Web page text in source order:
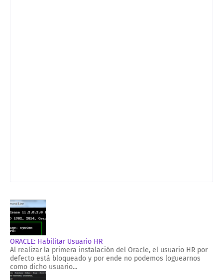
ORACLE: Habilitar Usuario HR
Al realizar la primera instalación del Oracle, el usuario HR por
defecto está bloqueado y por ende no podemos loguearnos
como dicho usuario...